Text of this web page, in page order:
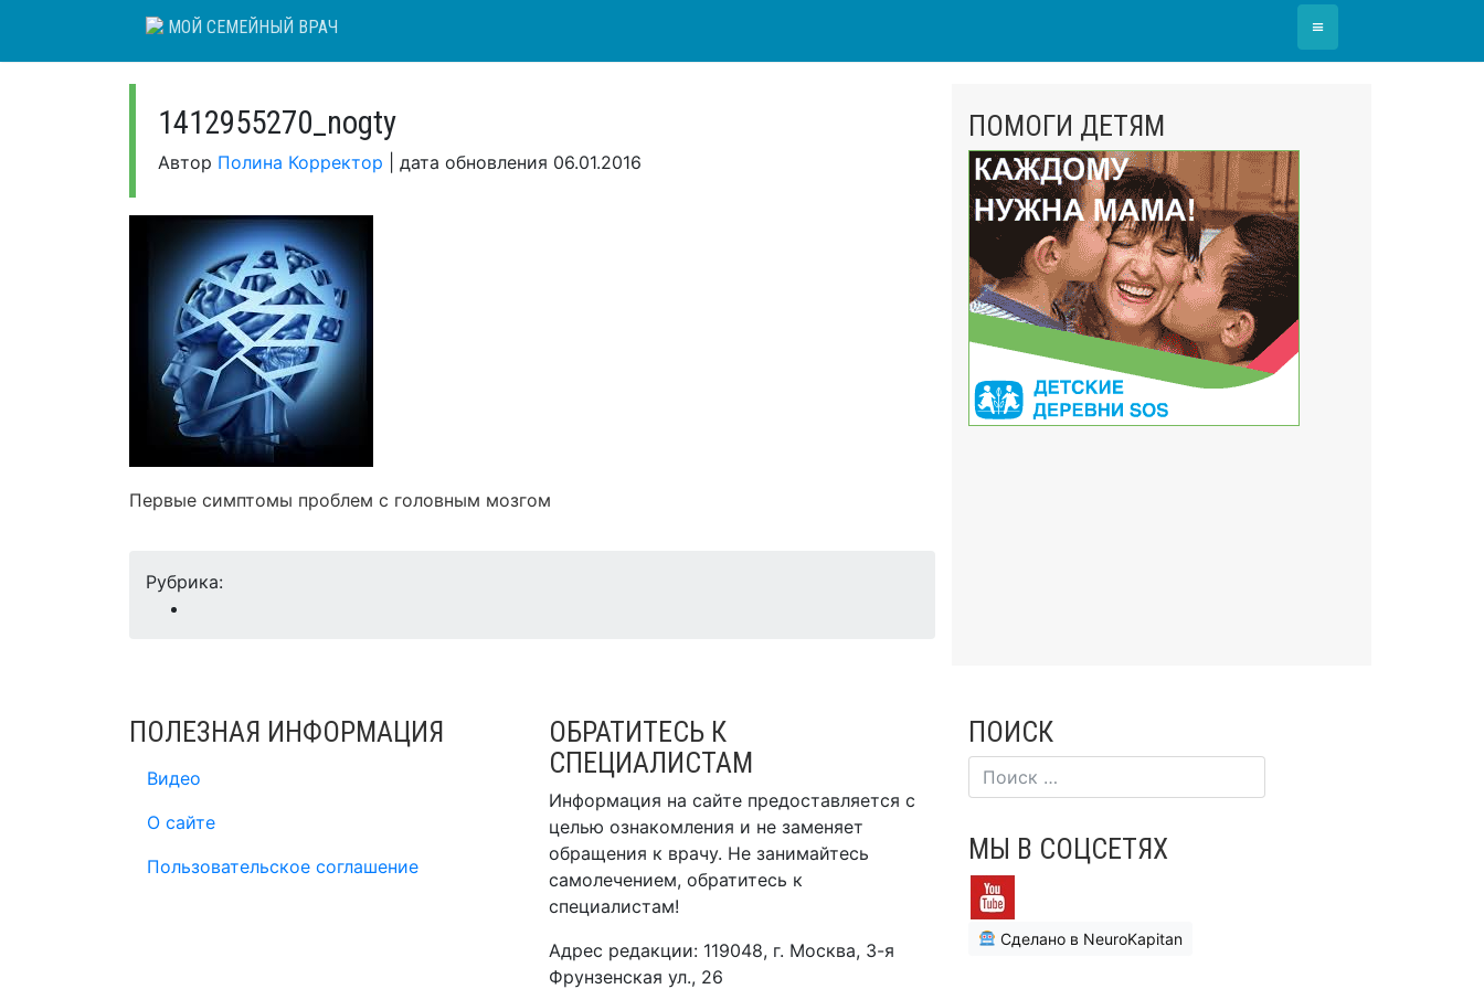
content
МОЙ СЕМЕЙНЫЙ ВРАЧ ≡
1412955270_nogty
Автор Полина Корректор дата обновления 06.01.2016
Первые симптомы проблем с головным мозгом
Рубрика:
ПОМОГИ ДЕТЯМ
ПОЛЕЗНАЯ ИНФОРМАЦИЯ
Видео
О сайте
Пользовательское соглашение
ОБРАТИТЕСЬ К
СПЕЦИАЛИСТАМ
Информация на сайте предоставляется с
целью ознакомления и не заменяет
обращения к врачу. Не занимайтесь
самолечением, обратитесь к
специалистам!
Адрес редакции: 119048, г. Москва, 3-я
Фрунзенская ул., 26
ПОИСК
МЫ В СОЦСЕТЯХ
Сделано в NeuroKapitan